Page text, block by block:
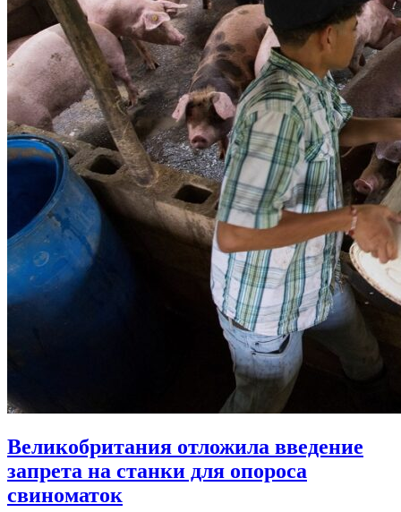
Великобритания отложила введение
запрета на станки для опороса
свиноматок